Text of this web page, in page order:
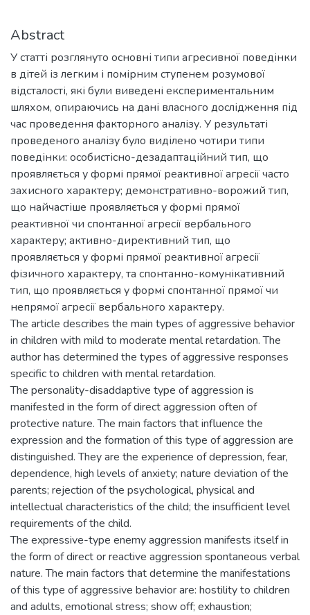
Abstract
У статті розглянуто основні типи агресивної поведінки
в дітей із легким і помірним ступенем розумової
відсталості, які були виведені експериментальним
шляхом, опираючись на дані власного дослідження під
час проведення факторного аналізу. У результаті
проведеного аналізу було виділено чотири типи
поведінки: особистісно-дезадаптаційний тип, що
проявляється у формі прямої реактивної агресії часто
захисного характеру; демонстративно-ворожий тип,
що найчастіше проявляється у формі прямої
реактивної чи спонтанної агресії вербального
характеру; активно-директивний тип, що
проявляється у формі прямої реактивної агресії
фізичного характеру, та спонтанно-комунікативний
тип, що проявляється у формі спонтанної прямої чи
непрямої агресії вербального характеру.
The article describes the main types of aggressive behavior
in children with mild to moderate mental retardation. The
author has determined the types of aggressive responses
specific to children with mental retardation.
The personality-disaddaptive type of aggression is
manifested in the form of direct aggression often of
protective nature. The main factors that influence the
expression and the formation of this type of aggression are
distinguished. They are the experience of depression, fear,
dependence, high levels of anxiety; nature deviation of the
parents; rejection of the psychological, physical and
intellectual characteristics of the child; the insufficient level
requirements of the child.
The expressive-type enemy aggression manifests itself in
the form of direct or reactive aggression spontaneous verbal
nature. The main factors that determine the manifestations
of this type of aggressive behavior are: hostility to children
and adults, emotional stress; show off; exhaustion;